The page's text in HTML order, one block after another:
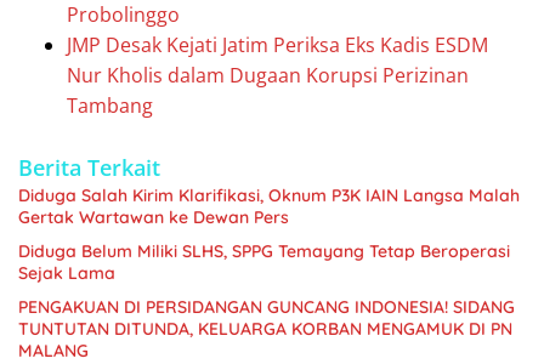
Probolinggo
JMP Desak Kejati Jatim Periksa Eks Kadis ESDM
Nur Kholis dalam Dugaan Korupsi Perizinan
Tambang
Berita Terkait
Diduga Salah Kirim Klarifikasi, Oknum P3K IAIN Langsa Malah
Gertak Wartawan ke Dewan Pers
Diduga Belum Miliki SLHS, SPPG Temayang Tetap Beroperasi
Sejak Lama
PENGAKUAN DI PERSIDANGAN GUNCANG INDONESIA! SIDANG
TUNTUTAN DITUNDA, KELUARGA KORBAN MENGAMUK DI PN
MALANG